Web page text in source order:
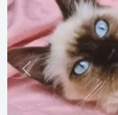
Previous